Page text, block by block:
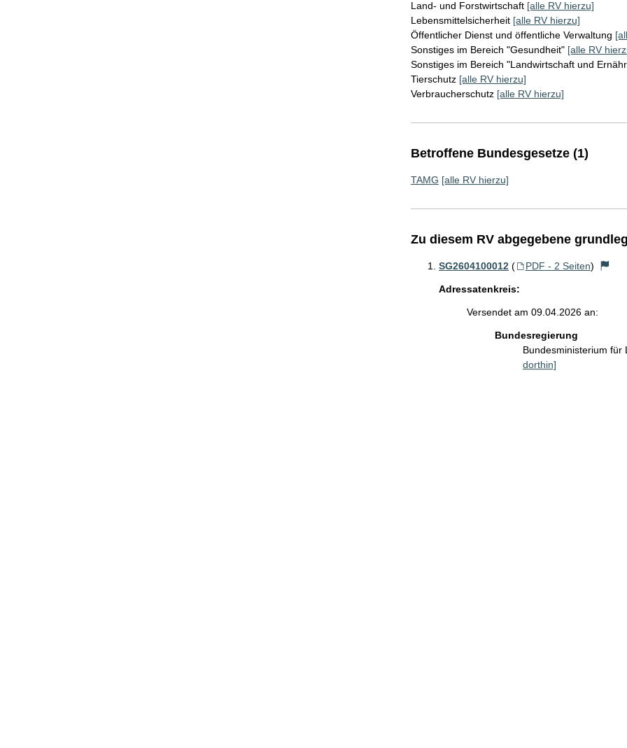
Land- und Forstwirtschaft [alle RV hierzu]
Lebensmittelsicherheit [alle RV hierzu]
Öffentlicher Dienst und öffentliche Verwaltung
Sonstiges im Bereich "Gesundheit" [alle RV
Sonstiges im Bereich "Landwirtschaft und
Tierschutz [alle RV hierzu]
Verbraucherschutz [alle RV hierzu]
Betroffene Bundesgesetze (1)
TAMG [alle RV hierzu]
Zu diesem RV abgegebene
SG2604100012 ( PDF - 2 Seiten)
Adressatenkreis:
Versendet am 09.04.2026 an:
Bundesregierung
Bundesministerium
dorthin]